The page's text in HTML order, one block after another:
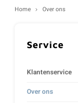
Home Over ons
Service
Klantenservice
Over ons